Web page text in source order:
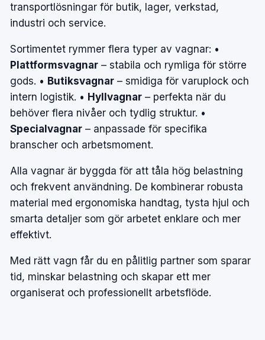
transportlösningar för butik, lager, verkstad,
industri och service.
Sortimentet rymmer flera typer av vagnar: •
Plattformsvagnar – stabila och rymliga för större
gods. • Butiksvagnar – smidiga för varuplock och
intern logistik. • Hyllvagnar – perfekta när du
behöver flera nivåer och tydlig struktur. •
Specialvagnar – anpassade för specifika
branscher och arbetsmoment.
Alla vagnar är byggda för att tåla hög belastning
och frekvent användning. De kombinerar robusta
material med ergonomiska handtag, tysta hjul och
smarta detaljer som gör arbetet enklare och mer
effektivt.
Med rätt vagn får du en pålitlig partner som sparar
tid, minskar belastning och skapar ett mer
organiserat och professionellt arbetsflöde.